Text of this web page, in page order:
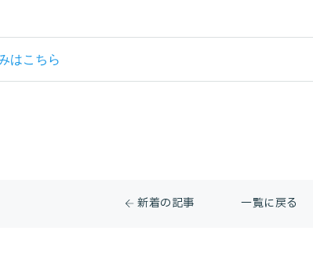
はこちら
新着の記事 一覧に戻る